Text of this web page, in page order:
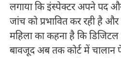
लगाया कि इंस्पेक्टर अपने पद
जांच को प्रभावित कर रही है और
महिला का कहना है कि
बावजूद अब तक कोर्ट में चालान